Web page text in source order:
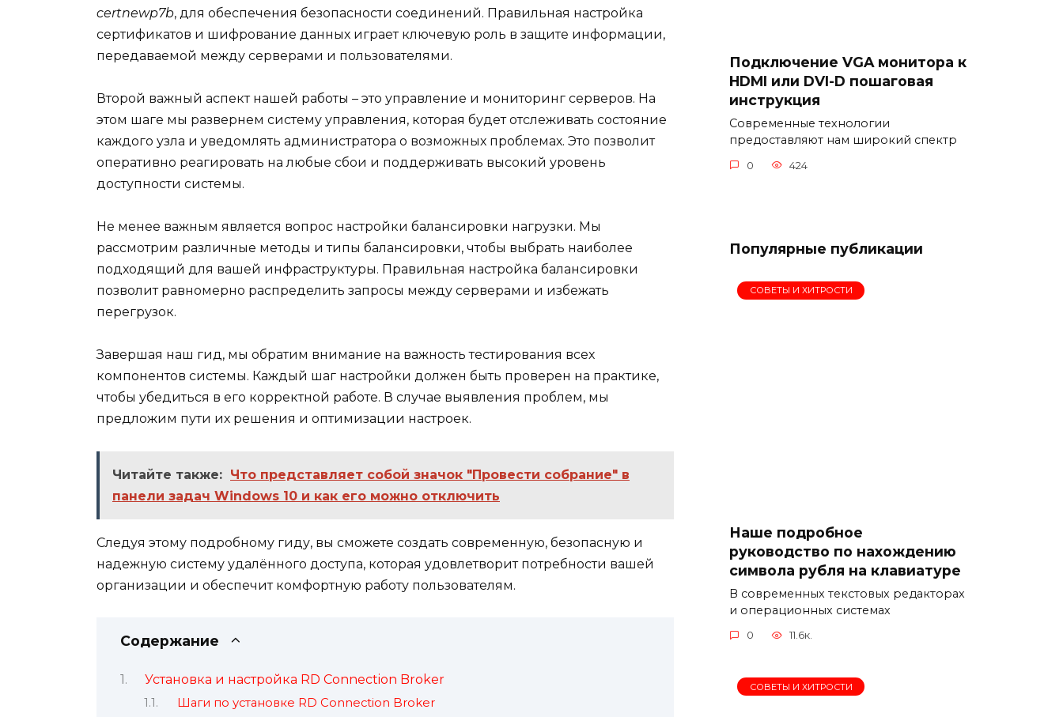
certnewp7b, для обеспечения безопасности соединений. Правильная настройка
сертификатов и шифрование данных играет ключевую роль в защите информации,
передаваемой между серверами и пользователями.
Второй важный аспект нашей работы – это управление и мониторинг серверов. На
этом шаге мы развернем систему управления, которая будет отслеживать состояние
каждого узла и уведомлять администратора о возможных проблемах. Это позволит
оперативно реагировать на любые сбои и поддерживать высокий уровень
доступности системы.
Не менее важным является вопрос настройки балансировки нагрузки. Мы
рассмотрим различные методы и типы балансировки, чтобы выбрать наиболее
подходящий для вашей инфраструктуры. Правильная настройка балансировки
позволит равномерно распределить запросы между серверами и избежать
перегрузок.
Завершая наш гид, мы обратим внимание на важность тестирования всех
компонентов системы. Каждый шаг настройки должен быть проверен на практике,
чтобы убедиться в его корректной работе. В случае выявления проблем, мы
предложим пути их решения и оптимизации настроек.
Читайте также: Что представляет собой значок "Провести собрание" в
панели задач Windows 10 и как его можно отключить
Следуя этому подробному гиду, вы сможете создать современную, безопасную и
надежную систему удалённого доступа, которая удовлетворит потребности вашей
организации и обеспечит комфортную работу пользователям.
Содержание
Установка и настройка RD Connection Broker
Шаги по установке RD Connection Broker
Подключение VGA монитора к
HDMI или DVI-D пошаговая
инструкция
Современные технологии
предоставляют нам широкий спектр
0 424
Популярные публикации
СОВЕТЫ И ХИТРОСТИ
Наше подробное
руководство по нахождению
символа рубля на клавиатуре
В современных текстовых редакторах
и операционных системах
0 11.6к.
СОВЕТЫ И ХИТРОСТИ